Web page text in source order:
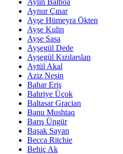
Aylin Balboa
Aynur Çınar
Ayşe Hümeyra Ökten
Ayşe Kulin
Ayşe Şasa
Ayşegül Dede
Ayşegül Kızılarslan
Aytül Akal
Aziz Nesin
Bahar Eriş
Bahriye Üçok
Baltasar Gracian
Banu Mushtaq
Barış Üngür
Başak Sayan
Becca Ritchie
Behiç Ak